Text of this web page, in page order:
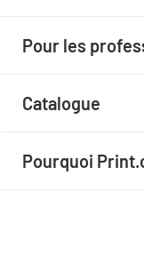
Pour les
Catalogue
Pourquoi